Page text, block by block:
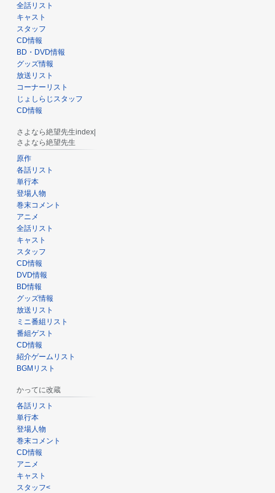
全話リスト
キャスト
スタッフ
CD情報
BD・DVD情報
グッズ情報
放送リスト
コーナーリスト
じょしらじスタッフ
CD情報
さよなら絶望先生index|
さよなら絶望先生
原作
各話リスト
単行本
登場人物
巻末コメント
アニメ
全話リスト
キャスト
スタッフ
CD情報
DVD情報
BD情報
グッズ情報
放送リスト
ミニ番組リスト
番組ゲスト
CD情報
紹介ゲームリスト
BGMリスト
かってに改蔵
各話リスト
単行本
登場人物
巻末コメント
CD情報
アニメ
キャスト
スタッフ<